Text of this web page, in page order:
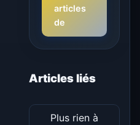
articles
de
Articles liés
Plus rien à